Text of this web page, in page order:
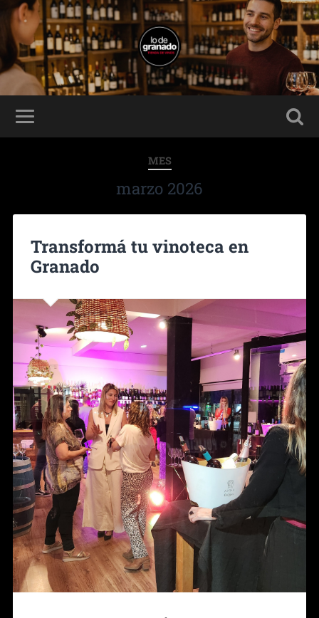
MES
marzo 2026
Transformá tu vinoteca en
Granado